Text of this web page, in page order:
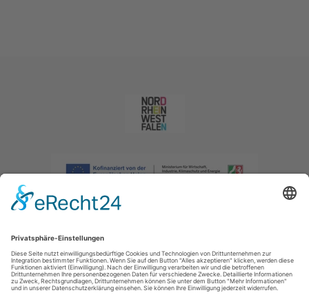
Impressum|Datenschutzerklärung|Barrierefreiheitserklärung